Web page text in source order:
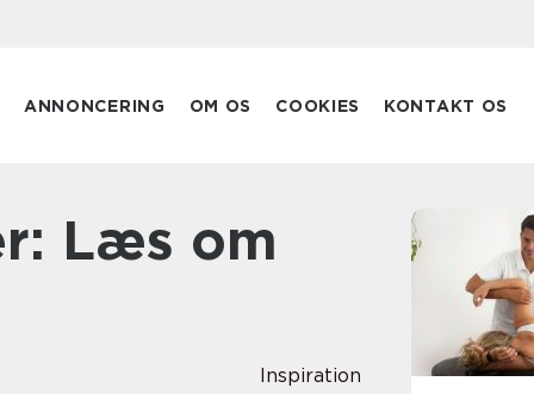
ANNONCERING OM OS COOKIES KONTAKT OS
Inspiration